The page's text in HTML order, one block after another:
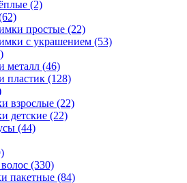
(2)
простые (22)
с украшением (53)
металл (46)
пластик (128)
взрослые (22)
детские (22)
(44)
(330)
пакетные (84)